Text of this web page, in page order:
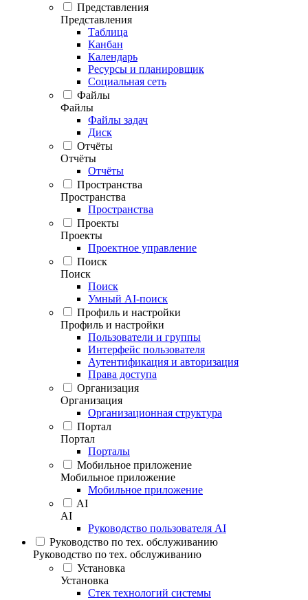
Представления
Представления
Таблица
Канбан
Календарь
Ресурсы и планировщик
Социальная сеть
Файлы
Файлы
Файлы задач
Диск
Отчёты
Отчёты
Отчёты
Пространства
Пространства
Пространства
Проекты
Проекты
Проектное управление
Поиск
Поиск
Поиск
Умный AI-поиск
Профиль и настройки
Профиль и настройки
Пользователи и группы
Интерфейс пользователя
Аутентификация и авторизация
Права доступа
Организация
Организация
Организационная структура
Портал
Портал
Порталы
Мобильное приложение
Мобильное приложение
Мобильное приложение
AI
AI
Руководство пользователя AI
Руководство по тех. обслуживанию
Руководство по тех. обслуживанию
Установка
Установка
Стек технологий системы